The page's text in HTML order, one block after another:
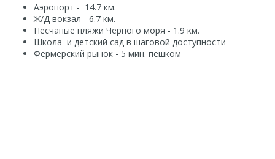
Аэропорт - 14.7 км.
Ж/Д вокзал - 6.7 км.
Песчаные пляжи Черного моря - 1.9 км.
Школа и детский сад в шаговой доступности
Фермерский рынок - 5 мин. пешком